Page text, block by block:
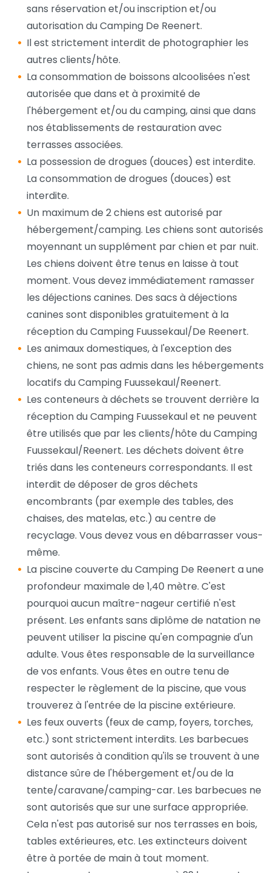
sans réservation et/ou inscription et/ou
autorisation du Camping De Reenert.
Il est strictement interdit de photographier les
autres clients/hôte.
La consommation de boissons alcoolisées n'est
autorisée que dans et à proximité de
l'hébergement et/ou du camping, ainsi que dans
nos établissements de restauration avec
terrasses associées.
La possession de drogues (douces) est interdite.
La consommation de drogues (douces) est
interdite.
Un maximum de 2 chiens est autorisé par
hébergement/camping. Les chiens sont autorisés
moyennant un supplément par chien et par nuit.
Les chiens doivent être tenus en laisse à tout
moment. Vous devez immédiatement ramasser
les déjections canines. Des sacs à déjections
canines sont disponibles gratuitement à la
réception du Camping Fuussekaul/De Reenert.
Les animaux domestiques, à l'exception des
chiens, ne sont pas admis dans les hébergements
locatifs du Camping Fuussekaul/Reenert.
Les conteneurs à déchets se trouvent derrière la
réception du Camping Fuussekaul et ne peuvent
être utilisés que par les clients/hôte du Camping
Fuussekaul/Reenert. Les déchets doivent être
triés dans les conteneurs correspondants. Il est
interdit de déposer de gros déchets
encombrants (par exemple des tables, des
chaises, des matelas, etc.) au centre de
recyclage. Vous devez vous en débarrasser vous-
même.
La piscine couverte du Camping De Reenert a une
profondeur maximale de 1,40 mètre. C'est
pourquoi aucun maître-nageur certifié n'est
présent. Les enfants sans diplôme de natation ne
peuvent utiliser la piscine qu'en compagnie d'un
adulte. Vous êtes responsable de la surveillance
de vos enfants. Vous êtes en outre tenu de
respecter le règlement de la piscine, que vous
trouverez à l'entrée de la piscine extérieure.
Les feux ouverts (feux de camp, foyers, torches,
etc.) sont strictement interdits. Les barbecues
sont autorisés à condition qu'ils se trouvent à une
distance sûre de l'hébergement et/ou de la
tente/caravane/camping-car. Les barbecues ne
sont autorisés que sur une surface appropriée.
Cela n'est pas autorisé sur nos terrasses en bois,
tables extérieures, etc. Les extincteurs doivent
être à portée de main à tout moment.